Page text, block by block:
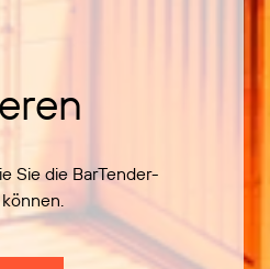
Sie die BarTender-